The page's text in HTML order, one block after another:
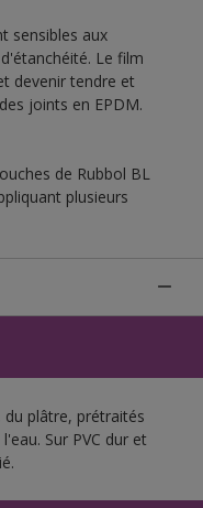
sensibles aux
Le film
devenir tendre et
joints en EPDM.
de Rubbol BL
plusieurs
du plâtre, prétraités
Sur PVC dur et